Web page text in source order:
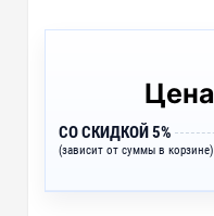
Цена
СО СКИДКОЙ 5%
(зависит от суммы в корзине)